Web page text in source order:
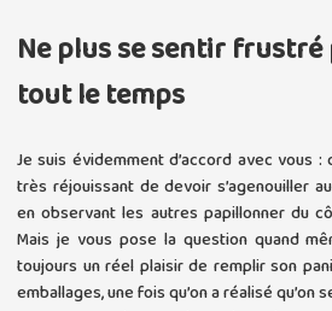
Ne plus se sentir
tout le temps
Je suis évidemment d’accord avec vous :
très réjouissant de devoir s’agenouiller
en observant les autres papillonner du
Mais je vous pose la question quand
toujours un réel plaisir de remplir son
emballages, une fois qu’on a réalisé qu’on